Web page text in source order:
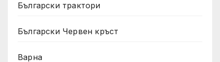
Български трактори
Български Червен кръст
Варна